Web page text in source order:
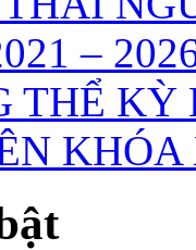
THỂ
KHÓA